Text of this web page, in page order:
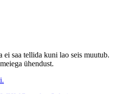
ei saa tellida kuni lao seis muutub.
ühendust.